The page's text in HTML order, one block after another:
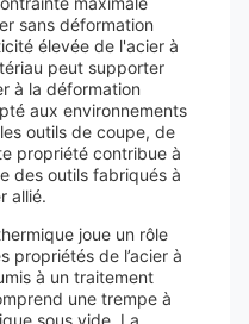
sans déformation
élevée de l'acier à
peut supporter
à la déformation
aux environnements
outils de coupe, de
propriété contribue à
des outils fabriqués à
allié.
joue un rôle
propriétés de l’acier à
à un traitement
une trempe à
sous vide. La